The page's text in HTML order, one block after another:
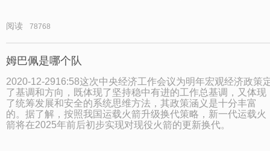
阅读 78768
姆巴佩是哪个队
2020-12-2916:58这次中央经济工作会议为明年宏观经济政策
了基调和方向，既体现了坚持稳中有进的工作总基调，又体现
了统筹发展和安全的系统思维方法，其政策涵义是十分丰富
的。据了解，按照我国运载火箭升级换代策略，新一代运载火
箭将在2025年前后初步实现对现役火箭的更新换代。